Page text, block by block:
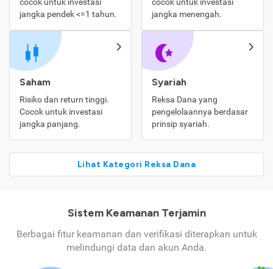
jangka pendek <=1 tahun.
jangka menengah.
Saham
Risiko dan return tinggi.
Cocok untuk investasi
jangka panjang.
Syariah
Reksa Dana yang
pengelolaannya berdasar
prinsip syariah.
Lihat Kategori Reksa Dana
Sistem Keamanan Terjamin
Berbagai fitur keamanan dan verifikasi diterapkan untuk
melindungi data dan akun Anda.